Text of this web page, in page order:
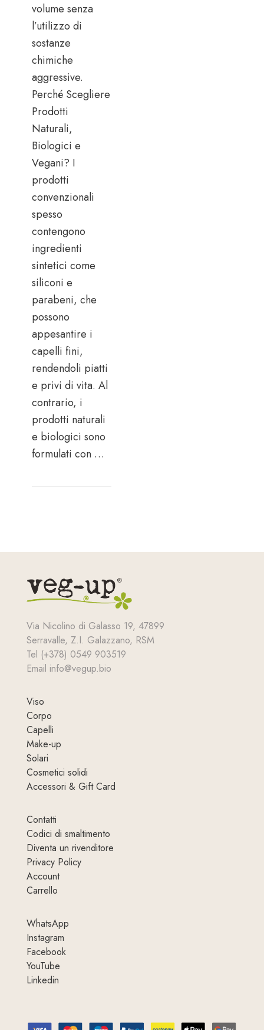
volume senza
l’utilizzo di
sostanze
chimiche
aggressive.
Perché Scegliere
Prodotti
Naturali,
Biologici e
Vegani? I
prodotti
convenzionali
spesso
contengono
ingredienti
sintetici come
siliconi e
parabeni, che
possono
appesantire i
capelli fini,
rendendoli piatti
e privi di vita. Al
contrario, i
prodotti naturali
e biologici sono
formulati con …
Via Nicolino di Galasso 19, 47899
Serravalle, Z.I. Galazzano, RSM
Tel (+378) 0549 903519
Email info@vegup.bio
Viso
Corpo
Capelli
Make-up
Solari
Cosmetici solidi
Accessori & Gift Card
Contatti
Codici di smaltimento
Diventa un rivenditore
Privacy Policy
Account
Carrello
WhatsApp
Instagram
Facebook
YouTube
Linkedin